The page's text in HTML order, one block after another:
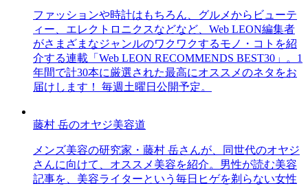
ファッションや時計はもちろん、グルメからビューテ
ィー、エレクトロニクスなどなど、Web LEON編集者
がさまざまなジャンルのワクワクするモノ・コトを紹
介する連載「Web LEON RECOMMENDS BEST30」。1
年間で計30本に厳選された最高にオススメのネタをお
届けします！ 毎週土曜日公開予定。
藤村 岳のオヤジ美容道
メンズ美容の研究家・藤村 岳さんが、同世代のオヤジ
さんに向けて、オススメ美容を紹介。男性が読む美容
記事を、美容ライターという毎日ヒゲを剃らない女性